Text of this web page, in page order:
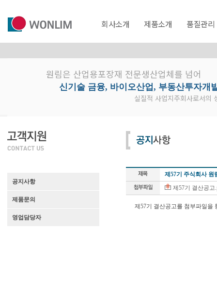
회사소개 제품소개 품질관리
원림은 산업용포장재 전문생산업체를 넘어
신기술 금융, 바이오산업, 부동산투자개
실질적 사업지주회사로서의
공지사항
제품문의
영업담당자
제57기 주식회사 원
제57기 결산공고
제57기 결산공고를 첨부파일을